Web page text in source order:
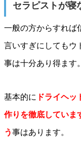
セラピストが寝
一般の方からすれば
言いすぎにしてもウ
事は十分あり得ます。
基本的に ドライヘ
作りを徹底していま
う事はあります。